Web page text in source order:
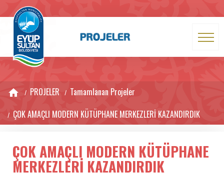
PROJELER
Tamamlanan Projeler
ÇOK AMAÇLI MODERN KÜTÜPHANE MERKEZLERİ KAZANDIRDIK
ÇOK AMAÇLI MODERN KÜTÜPHANE
MERKEZLERİ KAZANDIRDIK